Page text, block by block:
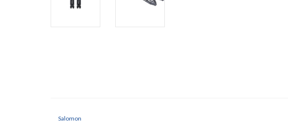
Salomon